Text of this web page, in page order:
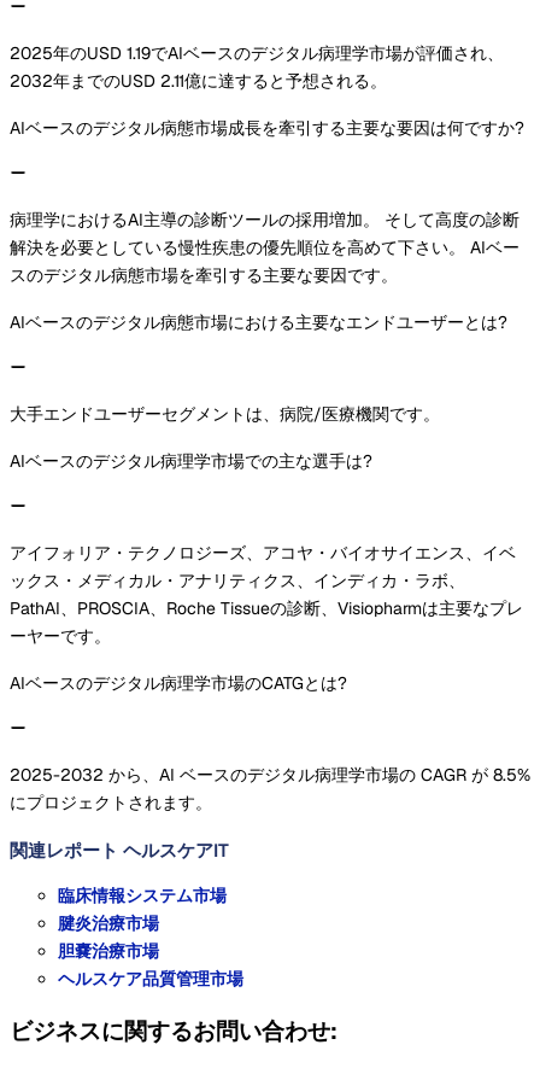
2025年のUSD 1.19でAIベースのデジタル病理学市場が評価され、
2032年までのUSD 2.11億に達すると予想される。
AIベースのデジタル病態市場成長を牽引する主要な要因は何ですか?
病理学におけるAI主導の診断ツールの採用増加。 そして高度の診断
解決を必要としている慢性疾患の優先順位を高めて下さい。 AIベー
スのデジタル病態市場を牽引する主要な要因です。
AIベースのデジタル病態市場における主要なエンドユーザーとは?
大手エンドユーザーセグメントは、病院/医療機関です。
AIベースのデジタル病理学市場での主な選手は?
アイフォリア・テクノロジーズ、アコヤ・バイオサイエンス、イベ
ックス・メディカル・アナリティクス、インディカ・ラボ、
PathAI、PROSCIA、Roche Tissueの診断、Visiopharmは主要なプレ
ーヤーです。
AIベースのデジタル病理学市場のCATGとは?
2025-2032 から、AI ベースのデジタル病理学市場の CAGR が 8.5%
にプロジェクトされます。
関連レポート ヘルスケアIT
臨床情報システム市場
腱炎治療市場
胆嚢治療市場
ヘルスケア品質管理市場
ビジネスに関するお問い合わせ: